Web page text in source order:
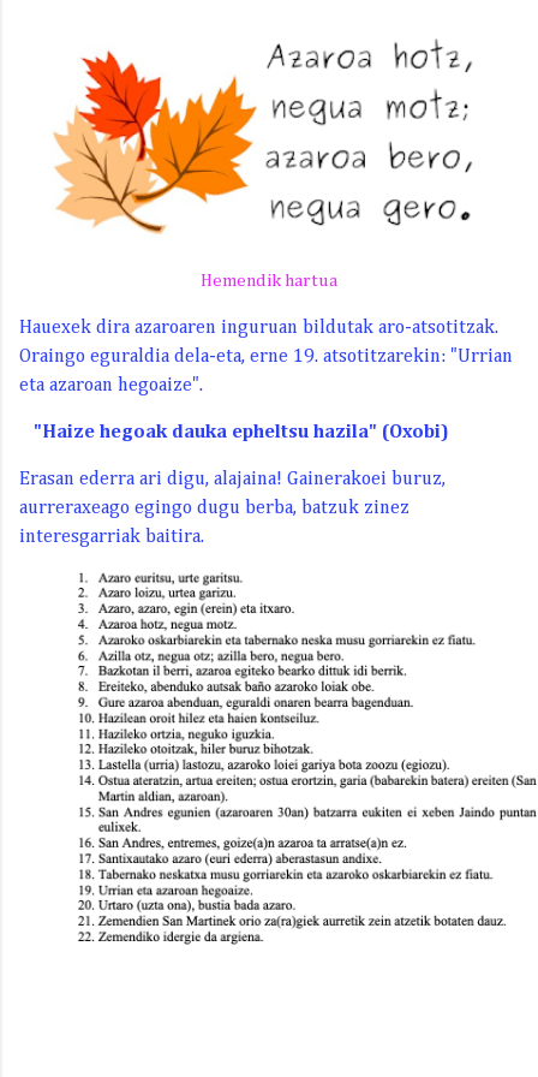
Hemendik hartua
Hauexek dira azaroaren inguruan bildutak aro-atsotitzak.
Oraingo eguraldia dela-eta, erne 19. atsotitzarekin: "Urrian
eta azaroan hegoaize".
"Haize hegoak dauka epheltsu hazila" (Oxobi)
Erasan ederra ari digu, alajaina! Gainerakoei buruz,
aurreraxeago egingo dugu berba, batzuk zinez
interesgarriak baitira.